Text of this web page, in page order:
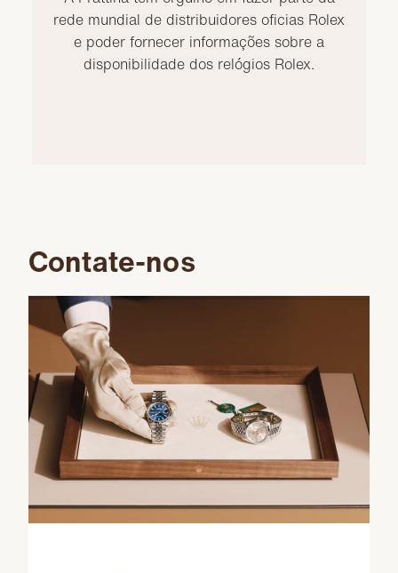
rede mundial de distribuidores oficias Rolex
e poder fornecer informações sobre a
disponibilidade dos relógios Rolex.
Contate-nos